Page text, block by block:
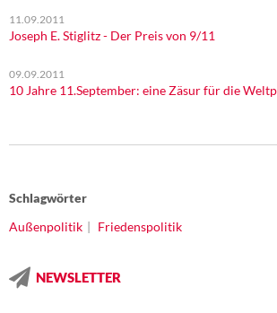
11.09.2011
Joseph E. Stiglitz - Der Preis von 9/11
09.09.2011
10 Jahre 11.September: eine Zäsur für die
Schlagwörter
Außenpolitik
Friedenspolitik
NEWSLETTER